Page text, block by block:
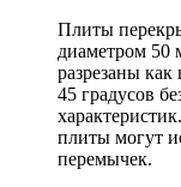
Плиты
диаметром 50
разрезаны
45 градусов
плиты могут
перемычек.